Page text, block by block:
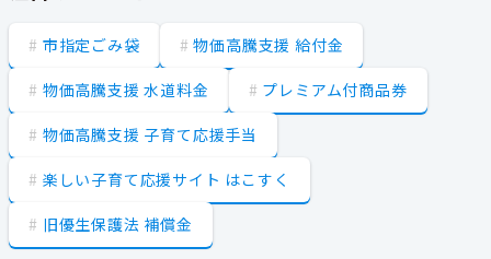
市指定ごみ袋 物価高騰支援 給付金
物価高騰支援 水道料金 プレミアム付商品券
物価高騰支援 子育て応援手当
楽しい子育て応援サイト はこすく
旧優生保護法 補償金